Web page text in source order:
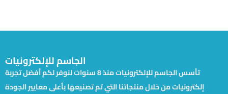
الجاسم للإلكترونيات
تأسس الجاسم للإلكترونيات منذ 8 سنوات لنوفر لكم أفضل تجربة
إلكترونيات من خلال منتجاتنا التي تم تصنيعها بأعلى معايير الجودة